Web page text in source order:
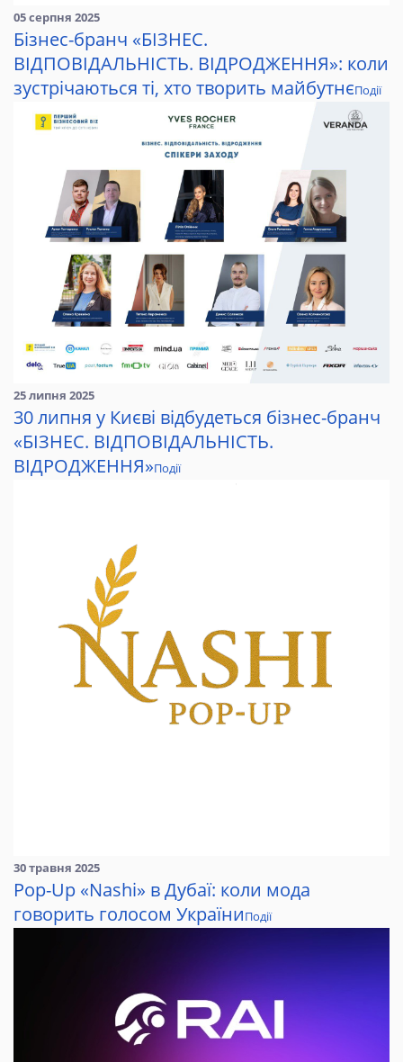
05 серпня 2025
Бізнес-бранч «БІЗНЕС.
ВІДПОВІДАЛЬНІСТЬ. ВІДРОДЖЕННЯ»: коли
зустрічаються ті, хто творить майбутнєПодії
25 липня 2025
30 липня у Києві відбудеться бізнес-бранч
«БІЗНЕС. ВІДПОВІДАЛЬНІСТЬ.
ВІДРОДЖЕННЯ»Події
30 травня 2025
Pop-Up «Nashi» в Дубаї: коли мода
говорить голосом УкраїниПодії